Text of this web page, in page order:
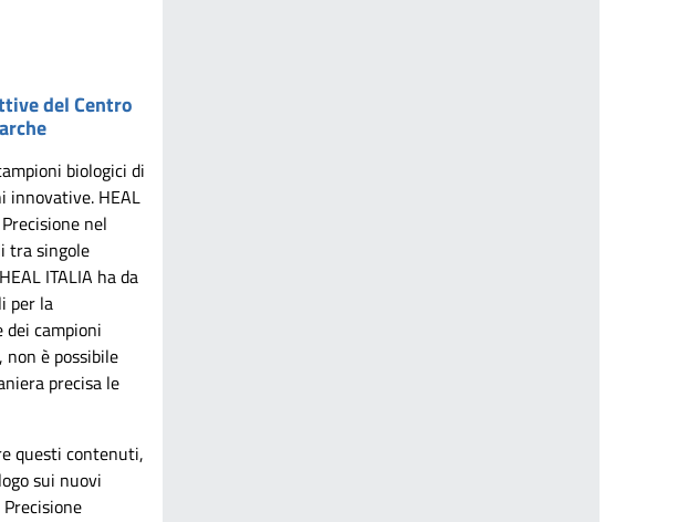
del Centro
biologici di
innovative. HEAL
nel
tra singole
ITALIA ha da
per la
campioni
è possibile
precisa le
questi contenuti,
sui nuovi